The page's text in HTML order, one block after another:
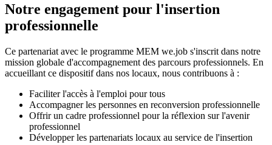
Notre engagement pour l'insertion
professionnelle
Ce partenariat avec le programme MEM we.job s'inscrit dans notre
mission globale d'accompagnement des parcours professionnels. En
accueillant ce dispositif dans nos locaux, nous contribuons à :
Faciliter l'accès à l'emploi pour tous
Accompagner les personnes en reconversion professionnelle
Offrir un cadre professionnel pour la réflexion sur l'avenir
professionnel
Développer les partenariats locaux au service de l'insertion